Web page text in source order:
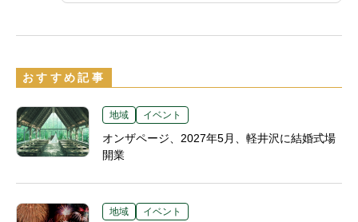
おすすめ記事
地域 イベント
オンザページ、2027年5月、軽井沢に結婚式場
開業
地域 イベント